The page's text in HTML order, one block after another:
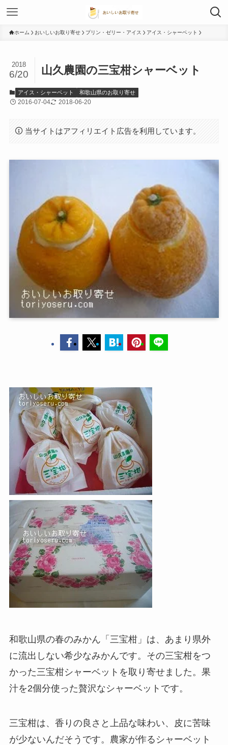
ホーム おいしいお取り寄せ プリン・ゼリー・アイス アイス・シャーベット
山久農園の三宝柑シャーベット
2018
6/20
アイス・シャーベット 和歌山県のお取り寄せ
2016-07-04 2018-06-20
当サイトはアフィリエイト広告を利用しています。
和歌山県の春のみかん「三宝柑」は、あまり県外
に流出しない希少なみかんです。その三宝柑をつ
かった三宝柑シャーベットを取り寄せました。果
汁を2個分使った贅沢なシャーベットです。
三宝柑は、香りの良さと上品な味わい、皮に苦味
が少ないんだそうです。農家が作るシャーベット